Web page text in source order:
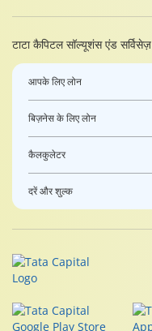
टाटा कैपिटल सॉल्यूशंस एंड सर्विसेज़
आपके लिए लोन
बिज़नेस के लिए लोन
कैलकुलेटर
दरें और शुल्क